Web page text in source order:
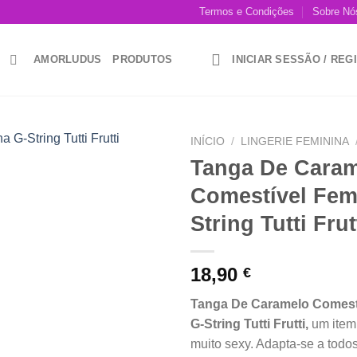
Termos e Condições Sobre
AMORLUDUS PRODUTOS INICIAR SESSÃO /
INÍCIO / LINGERIE FEMININA
Tanga De
Comestível
String Tutti
18,90 €
Tanga De Caramelo
G-String Tutti Frutti, um
muito sexy. Adapta-se a